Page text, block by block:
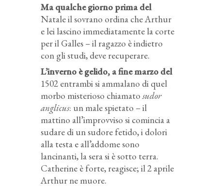
Ma qualche giorno prima del
Natale il sovrano ordina che Arthur
e lei lascino immediatamente la corte
per il Galles – il ragazzo è indietro
con gli studi, deve recuperare.
L’inverno è gelido, a fine marzo del
1502 entrambi si ammalano di quel
morbo misterioso chiamatosudor
anglicus: un male spietato – il
mattino all’improvviso si comincia a
sudare di un sudore fetido, i dolori
alla testa e all’addome sono
lancinanti, la sera si è sotto terra.
Catherine è forte, reagisce; il 2 aprile
Arthur ne muore.